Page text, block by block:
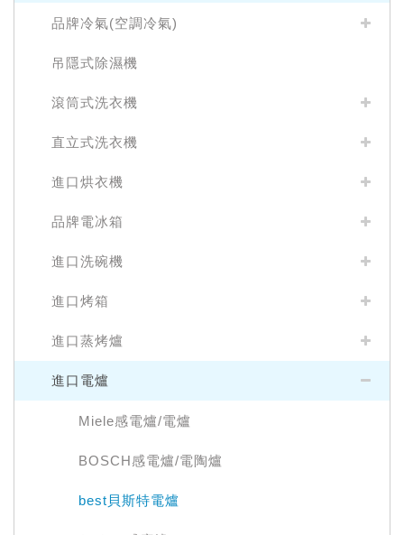
品牌冷氣(空調冷氣)
吊隱式除濕機
滾筒式洗衣機
直立式洗衣機
進口烘衣機
品牌電冰箱
進口洗碗機
進口烤箱
進口蒸烤爐
進口電爐
Miele感電爐/電爐
BOSCH感電爐/電陶爐
best貝斯特電爐